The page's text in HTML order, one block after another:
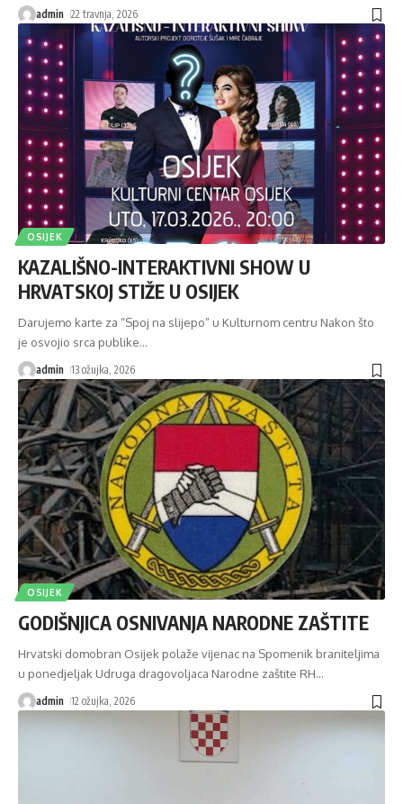
admin 22 travnja, 2026
OSIJEK
KAZALIŠNO-INTERAKTIVNI SHOW U
HRVATSKOJ STIŽE U OSIJEK
Darujemo karte za “Spoj na slijepo” u Kulturnom centru Nakon što
je osvojio srca publike…
admin 13 ožujka, 2026
OSIJEK
GODIŠNJICA OSNIVANJA NARODNE ZAŠTITE
Hrvatski domobran Osijek polaže vijenac na Spomenik braniteljima
u ponedjeljak Udruga dragovoljaca Narodne zaštite RH…
admin 12 ožujka, 2026